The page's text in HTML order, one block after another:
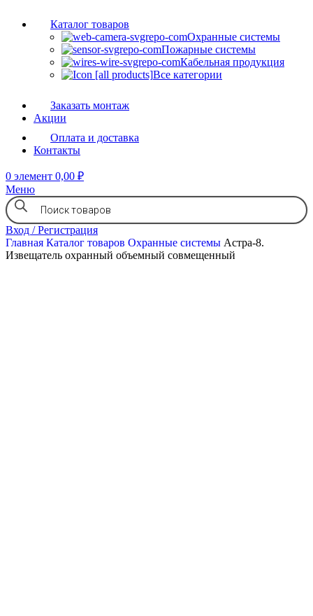
Каталог товаров
Охранные системы
Пожарные системы
Кабельная продукция
Все категории
Заказать монтаж
Акции
Оплата и доставка
Контакты
0 элемент 0,00 ₽
Меню
Вход / Регистрация
Главная Каталог товаров Охранные системы Астра-8.
Извещатель охранный объемный совмещенный